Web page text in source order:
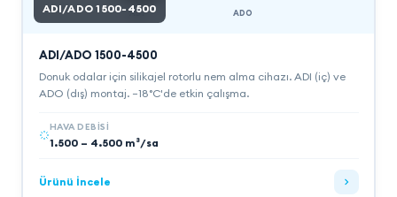
ADI ADO
ADI/ADO 1500-4500
ADI/ADO 1500-4500
Donuk odalar için silikajel rotorlu nem alma cihazı. ADI (iç) ve
ADO (dış) montaj. −18°C'de etkin çalışma.
HAVA DEBISI
1.500 – 4.500 m³/sa
Ürünü İncele